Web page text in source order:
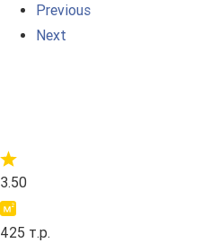
Previous
Next
3.50
425 т.р.